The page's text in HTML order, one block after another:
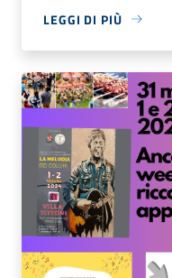
LEGGI DI PIÙ